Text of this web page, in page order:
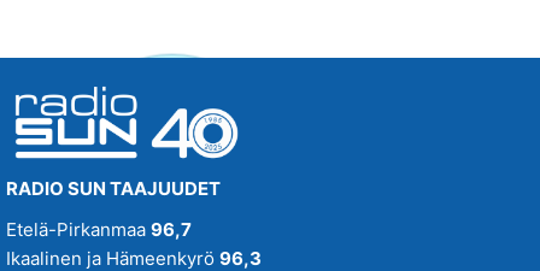
RADIO SUN TAAJUUDET
Etelä-Pirkanmaa 96,7
Ikaalinen ja Hämeenkyrö 96,3